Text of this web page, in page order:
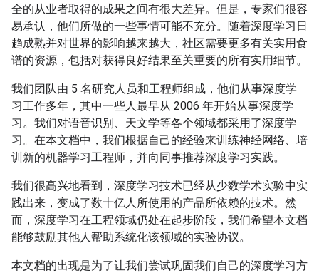
全的从业者取得的成果之间有很大差异。但是，专家们很容
易承认，他们所做的一些事情可能不充分。随着深度学习日
趋成熟并对世界的影响越来越大，社区需要更多有关实用食
谱的资源，包括对获得良好结果至关重要的所有实用细节。
我们团队由 5 名研究人员和工程师组成，他们从事深度学
习工作多年，其中一些人最早从 2006 年开始从事深度学
习。我们对语音识别、天文学等各个领域都采用了深度学
习。在本文档中，我们根据自己的经验来训练神经网络、培
训新的机器学习工程师，并向同事推荐深度学习实践。
我们很高兴地看到，深度学习技术已经从少数学术实验中实
践出来，变成了数十亿人所使用的产品所依赖的技术。然
而，深度学习在工程领域仍处在起步阶段，我们希望本文档
能够鼓励其他人帮助系统化该领域的实验协议。
本文档的出现是为了让我们尝试巩固我们自己的深度学习方